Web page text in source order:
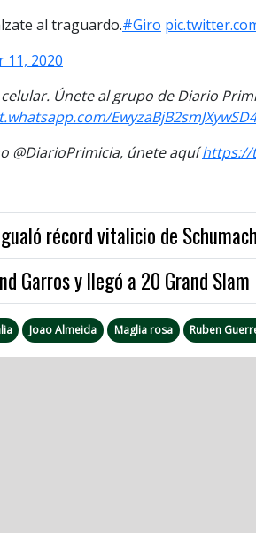
al traguardo.#Giro
11, 2020
Únete al grupo de Diario
@DiarioPrimicia, únete aquíhttps://
récord vitalicio de
Garros y llegó a 20 Grand Slam
Joao Almeida Maglia rosa Ruben